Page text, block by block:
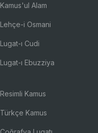
Kamus'ul Alam
Lehçe-i Osmani
Lugat-ı Cudi
Lugat-ı Ebuzziya
Resimli Kamus
Türkçe Kamus